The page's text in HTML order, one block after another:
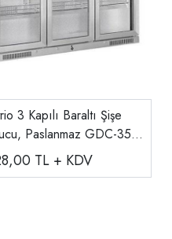
3 Kapılı Baraltı Şişe
Paslanmaz GDC-350-
TL + KDV